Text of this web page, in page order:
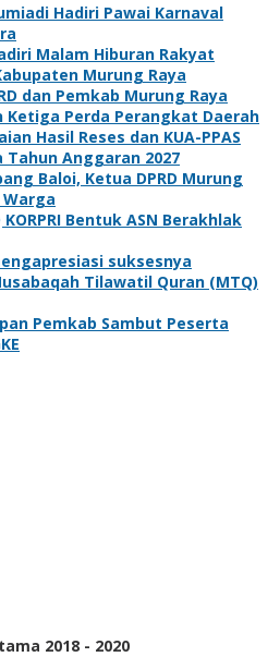
Hadiri Pawai Karnaval
Malam Hiburan Rakyat
Murung Raya
dan Pemkab Murung Raya
Ketiga Perda Perangkat Daerah
Hasil Reses dan KUA-PPAS
Tahun Anggaran 2027
Baloi, Ketua DPRD Murung
Warga
Bentuk ASN Berakhlak
suksesnya
Tilawatil Quran (MTQ)
Pemkab Sambut Peserta
2018 - 2020